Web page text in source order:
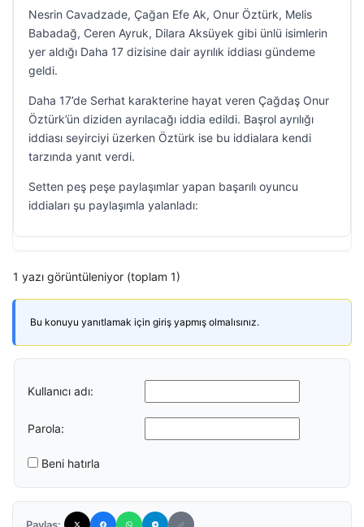
Nesrin Cavadzade, Çağan Efe Ak, Onur Öztürk, Melis
Babadağ, Ceren Ayruk, Dilara Aksüyek gibi ünlü isimlerin
yer aldığı Daha 17 dizisine dair ayrılık iddiası gündeme
geldi.
Daha 17’de Serhat karakterine hayat veren Çağdaş Onur
Öztürk’ün diziden ayrılacağı iddia edildi. Başrol ayrılığı
iddiası seyirciyi üzerken Öztürk ise bu iddialara kendi
tarzında yanıt verdi.
Setten peş peşe paylaşımlar yapan başarılı oyuncu
iddiaları şu paylaşımla yalanladı:
1 yazı görüntüleniyor (toplam 1)
Bu konuyu yanıtlamak için giriş yapmış olmalısınız.
Kullanıcı adı:
Parola:
Beni hatırla